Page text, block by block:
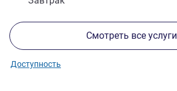
Смотреть все услуги
Доступность